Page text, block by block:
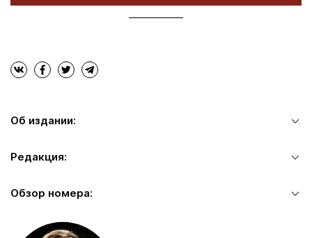
Об издании:
Редакция:
Обзор номера: